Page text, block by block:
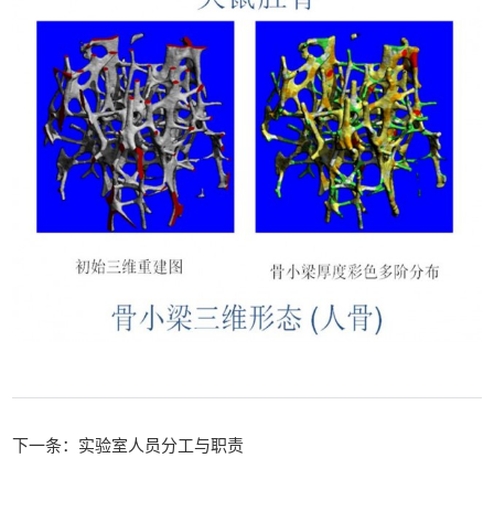
下一条：实验室人员分工与职责